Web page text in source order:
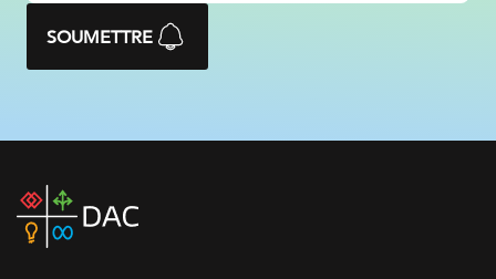
SOUMETTRE
DAC
home